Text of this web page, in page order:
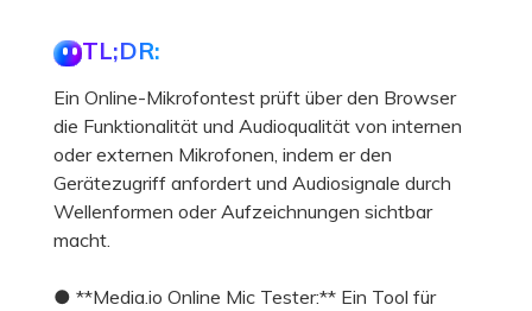
TL;DR:
Ein Online-Mikrofontest prüft über den Browser
die Funktionalität und Audioqualität von internen
oder externen Mikrofonen, indem er den
Gerätezugriff anfordert und Audiosignale durch
Wellenformen oder Aufzeichnungen sichtbar
macht.
● **Media.io Online Mic Tester:** Ein Tool für